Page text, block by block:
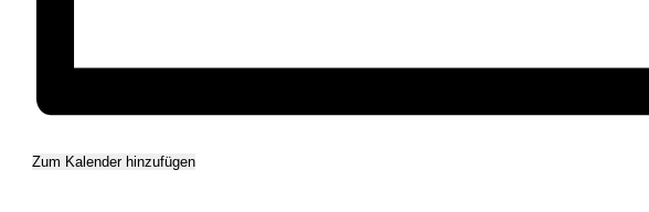
Zum Kalender hinzufügen